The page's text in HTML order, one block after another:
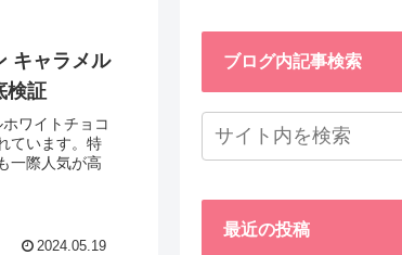
キャラメル
検証
ワイトチョコ
ています。特
一際人気が高
2024.05.19
ブログ内記事検索
最近の投稿